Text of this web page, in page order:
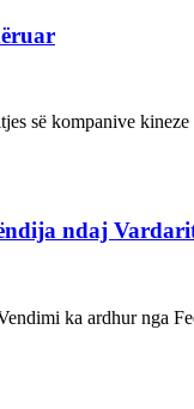
së kompanive
ndaj
ka ardhur nga